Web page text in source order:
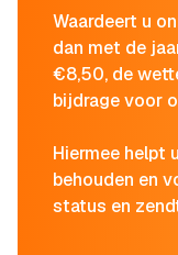
Waardeert u
dan met de
€8,50, de
bijdrage voor
Hiermee helpt
behouden en
status en